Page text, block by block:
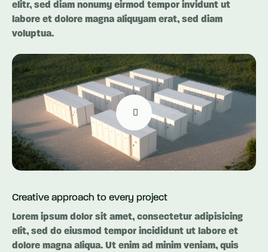
elitr, sed diam nonumy eirmod tempor invidunt ut
labore et dolore magna aliquyam erat, sed diam
voluptua.
Creative approach to every project
Lorem ipsum dolor sit amet, consectetur adipisicing
elit, sed do eiusmod tempor incididunt ut labore et
dolore magna aliqua. Ut enim ad minim veniam, quis